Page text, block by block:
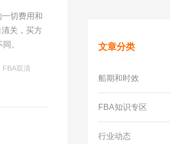
切费用和
关，买方
。
FBA双清
文章分类
船期和时效
FBA知识专区
行业动态